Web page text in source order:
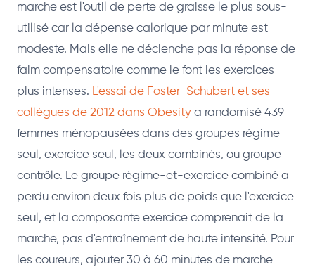
marche est l'outil de perte de graisse le plus sous-
utilisé car la dépense calorique par minute est
modeste. Mais elle ne déclenche pas la réponse de
faim compensatoire comme le font les exercices
plus intenses. L'essai de Foster-Schubert et ses
collègues de 2012 dans Obesity a randomisé 439
femmes ménopausées dans des groupes régime
seul, exercice seul, les deux combinés, ou groupe
contrôle. Le groupe régime-et-exercice combiné a
perdu environ deux fois plus de poids que l'exercice
seul, et la composante exercice comprenait de la
marche, pas d'entraînement de haute intensité. Pour
les coureurs, ajouter 30 à 60 minutes de marche